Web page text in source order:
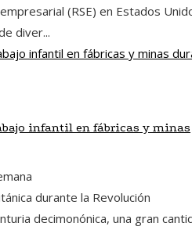
(RSE) en Estados
diver...
infantil en fábricas y minas
durante la Revolución
decimonónica, una gran